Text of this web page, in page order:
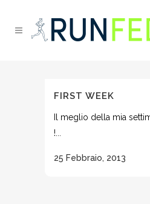
FIRST WEEK
Il meglio della mia
!...
25 Febbraio, 2013